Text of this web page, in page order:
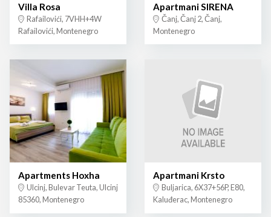
Villa Rosa
Rafailovići, 7VHH+4W
Rafailovići, Montenegro
Apartmani SIRENA
Čanj, Čanj 2, Čanj,
Montenegro
Apartments Hoxha
Ulcinj, Bulevar Teuta, Ulcinj
85360, Montenegro
Apartmani Krsto
Buljarica, 6X37+56P, E80,
Kaluđerac, Montenegro